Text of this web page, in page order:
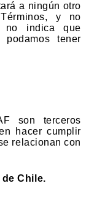
a ningún otro
y no
no indica que
tener
son terceros
hacer cumplir
relacionan con
Chile.